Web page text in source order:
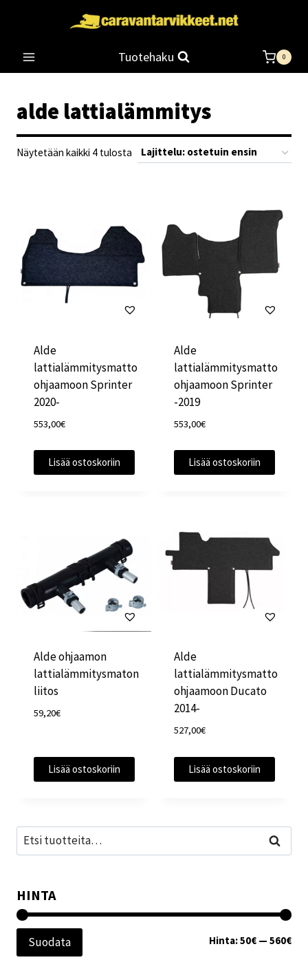
Tuotehaku 0
alde lattialämmitys
Näytetään kaikki 4 tulosta Suosituimmat
Alde
lattialämmitysmatto
ohjaamoon Sprinter
2020-
553,00€
Lisää ostoskoriin
Alde
lattialämmitysmatto
ohjaamoon Sprinter
-2019
553,00€
Lisää ostoskoriin
Alde ohjaamon
lattialämmitysmaton
liitos
59,20€
Lisää ostoskoriin
Alde
lattialämmitysmatto
ohjaamoon Ducato
2014-
527,00€
Lisää ostoskoriin
Etsi: Haku
HINTA
Suodata Hinta:50€ — 560€